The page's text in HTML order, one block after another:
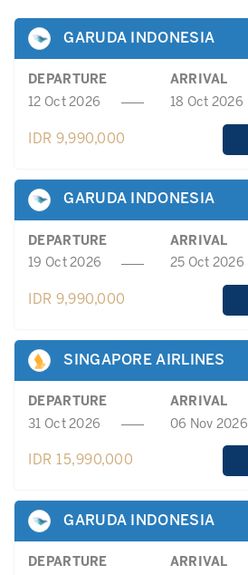
GARUDA INDONESIA
DEPARTURE
ARRIVAL
12 Oct 2026
18 Oct 2026
IDR 9,990,000
GARUDA INDONESIA
DEPARTURE
ARRIVAL
19 Oct 2026
25 Oct 2026
IDR 9,990,000
SINGAPORE AIRLINES
DEPARTURE
ARRIVAL
31 Oct 2026
06 Nov 2026
IDR 15,990,000
GARUDA INDONESIA
DEPARTURE
ARRIVAL